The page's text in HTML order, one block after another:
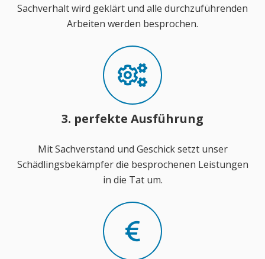
Sachverhalt wird geklärt und alle durchzuführenden
Arbeiten werden besprochen.
3. perfekte Ausführung
Mit Sachverstand und Geschick setzt unser
Schädlingsbekämpfer die besprochenen Leistungen
in die Tat um.